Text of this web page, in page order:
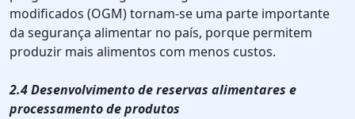
modificados (OGM) tornam-se uma parte importante
da segurança alimentar no país, porque permitem
produzir mais alimentos com menos custos.
2.4 Desenvolvimento de reservas alimentares e
processamento de produtos